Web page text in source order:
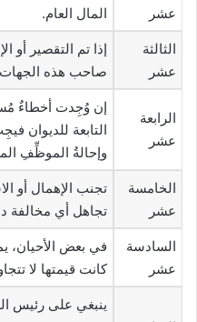
عشر
المال العام.
الثالثة
عشر
إذا تم التقصير
صاحب هذه الجهات
الرابعة
عشر
إن وُجِدت أخطاءٌ
التابعة للديوان
وإحالةُ الموظِّفِ
الخامسة
عشر
تجنب الإهمال أو
تجاهل أي مخالفة
السادسة
عشر
في بعض الأحيان،
كانت قيمتها لا
ينبغي على رئيس